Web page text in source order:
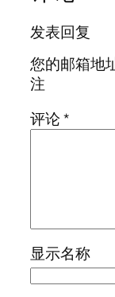
发表回复
您的邮箱地
注
评论*
显示名称